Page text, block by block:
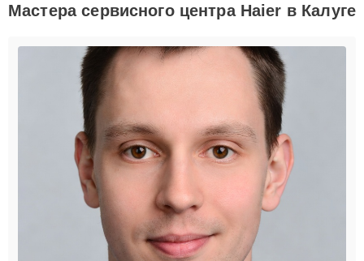
Мастера сервисного центра Haier в Калуге